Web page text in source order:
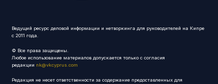
Ведущий ресурс деловой информации и нетворкинга для руководителей на Кипре
с 2011 года.
© Все права защищены.
Любое использование материалов допускается только с согласия
редакции nk@vkcyprus.com
Редакция не несет ответственности за содержание предоставленных для